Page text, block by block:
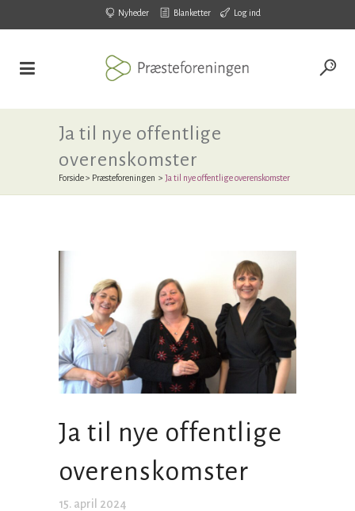
Nyheder Blanketter Log ind
Ja til nye offentlige
overenskomster
Forside> Præsteforeningen > Ja til nye offentlige overenskomster
Ja til nye offentlige
overenskomster
15. april 2024